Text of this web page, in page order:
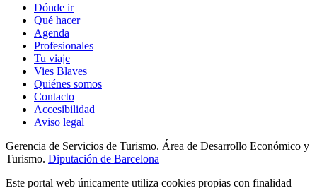
Dónde ir
Qué hacer
Agenda
Profesionales
Tu viaje
Vies Blaves
Quiénes somos
Contacto
Accesibilidad
Aviso legal
Gerencia de Servicios de Turismo. Área de Desarrollo Económico y
Turismo. Diputación de Barcelona
Este portal web únicamente utiliza cookies propias con finalidad